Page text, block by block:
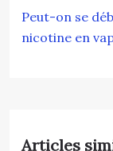
Peut-on se
nicotine en
Articles